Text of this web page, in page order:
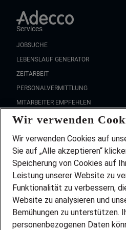
Services
JOBSUCHE
LEBENSLAUF GENERATOR
ZEITARBEIT
PERSONALVERMITTLUNG
MITARBEITER EMPFEHLEN
FAQ
Wir stellen ein!
DEINE BERUFSGRUPPE
DEINE LEBENSSITUATION
PARTNERSHIP WITH AIRBUS
INITIATIV BEWERBEN
ÜBER UNS
Wir verwenden
Wir verwenden Cookies auf
Sie auf „Alle akzeptieren“
Speicherung von Cookies auf
Leistung unserer Website zu
Funktionalität zu verbessern,
Website zu analysieren und
Bemühungen zu unterstützen.
personenbezogenen Daten